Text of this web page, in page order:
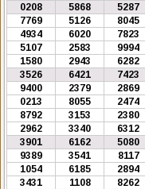
0208
5868 5287
7769
5126 8045
4934
6020 7823
5107
2583 9994
1580
2943 6282
3526
6421 7423
9400
2379 2869
0213
8055 2474
8792
3153 2380
2962
3340 6312
3901
6162 5080
9389
3541 8117
1054
6185 2894
3431
1108 8262